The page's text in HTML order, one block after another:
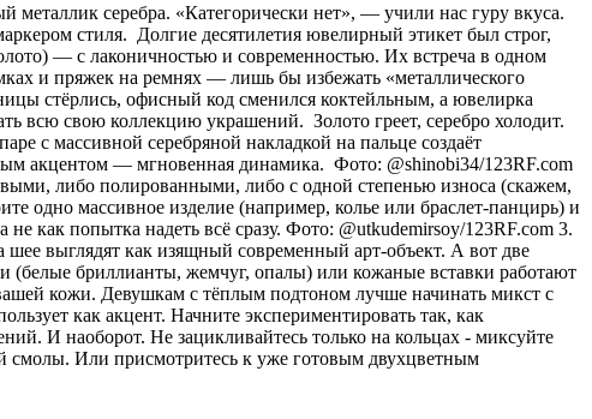
металлик серебра. «Категорически нет», — учили нас гуру вкуса.
стиля. Долгие десятилетия ювелирный этикет был строг,
— с лаконичностью и современностью. Их встреча в одном
и пряжек на ремнях — лишь бы избежать «металлического
стёрлись, офисный код сменился коктейльным, а ювелирка
всю свою коллекцию украшений. Золото греет, серебро холодит.
с массивной серебряной накладкой на пальце создаёт
акцентом — мгновенная динамика. Фото: @shinobi34/123RF.com
либо полированными, либо с одной степенью износа (скажем,
одно массивное изделие (например, колье или браслет-панцирь) и
как попытка надеть всё сразу. Фото: @utkudemirsoy/123RF.com 3.
выглядят как изящный современный арт-объект. А вот две
(белые бриллианты, жемчуг, опалы) или кожаные вставки работают
кожи. Девушкам с тёплым подтоном лучше начинать микст с
как акцент. Начните экспериментировать так, как
И наоборот. Не зацикливайтесь только на кольцах - миксуйте
смолы. Или присмотритесь к уже готовым двухцветным